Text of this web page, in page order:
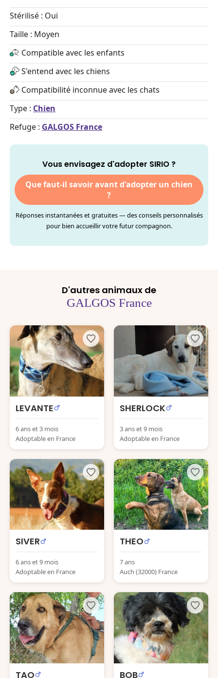
Stérilisé : Oui
Taille : Moyen
Compatible avec les enfants
S'entend avec les chiens
Compatibilité inconnue avec les chats
Type : Chien
Refuge : GALGOS France
Vous envisagez d'adopter SIRIO ?
Que faut-il savoir avant d'adopter un chien
?
Réponses instantanées et gratuites — des conseils personnalisés
pour bien accueillir votre futur compagnon.
D'autres animaux de
GALGOS France
LEVANTE
6 ans et 3 mois
Adoptable en France
SHERLOCK
3 ans et 9 mois
Adoptable en France
SIVER
6 ans et 9 mois
Adoptable en France
THEO
7 ans
Auch (32000) France
TAO BOB